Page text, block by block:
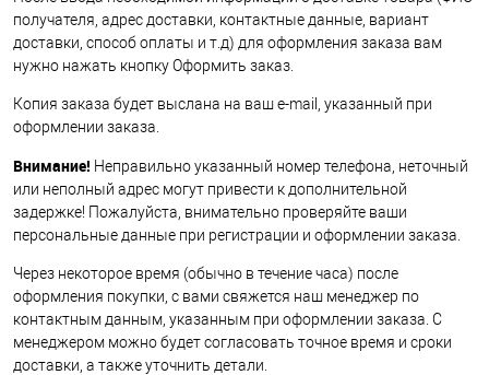
получателя, адрес доставки, контактные данные, вариант
доставки, способ оплаты и т.д) для оформления заказа вам
нужно нажать кнопку Оформить заказ.
Копия заказа будет выслана на ваш e-mail, указанный при
оформлении заказа.
Внимание! Неправильно указанный номер телефона, неточный
или неполный адрес могут привести к дополнительной
задержке! Пожалуйста, внимательно проверяйте ваши
персональные данные при регистрации и оформлении заказа.
Через некоторое время (обычно в течение часа) после
оформления покупки, с вами свяжется наш менеджер по
контактным данным, указанным при оформлении заказа. С
менеджером можно будет согласовать точное время и сроки
доставки, а также уточнить детали.